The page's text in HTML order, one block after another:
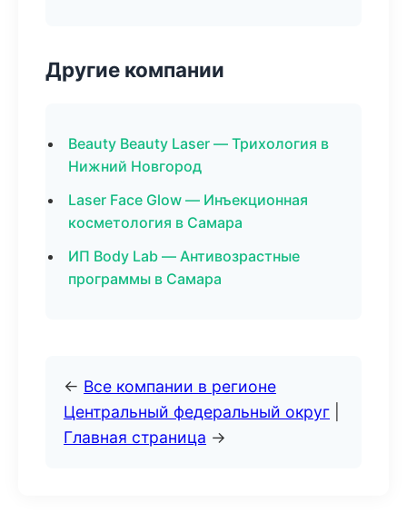
Другие компании
Beauty Beauty Laser — Трихология в
Нижний Новгород
Laser Face Glow — Инъекционная
косметология в Самара
ИП Body Lab — Антивозрастные
программы в Самара
← Все компании в регионе
Центральный федеральный округ
Главная страница →